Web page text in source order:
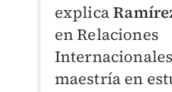
explica
en Relaciones
maestría en